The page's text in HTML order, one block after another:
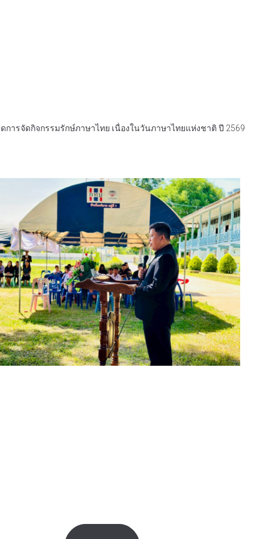
ารจัดกิจกรรมรักษ์ภาษาไทย เนื่องในวันภาษาไทยแห่งชาติ ปี 2569